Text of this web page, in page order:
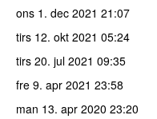
ons 1. dec 2021 21:07
tirs 12. okt 2021 05:24
tirs 20. jul 2021 09:35
fre 9. apr 2021 23:58
man 13. apr 2020 23:20